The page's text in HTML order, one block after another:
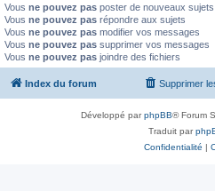
Vous ne pouvez pas poster de nouveaux sujets
Vous ne pouvez pas répondre aux sujets
Vous ne pouvez pas modifier vos messages
Vous ne pouvez pas supprimer vos messages
Vous ne pouvez pas joindre des fichiers
Index du forum Supprimer
Développé parphpBB® Forum
Traduit par
Confidentialité |